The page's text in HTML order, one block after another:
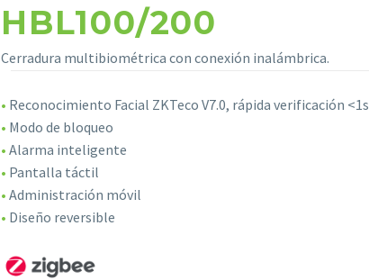
HBL100/200
Cerradura multibiométrica con conexión inalámbrica.
• Reconocimiento Facial ZKTeco V7.0, rápida verificación <1s
• Modo de bloqueo
• Alarma inteligente
• Pantalla táctil
• Administración móvil
• Diseño reversible